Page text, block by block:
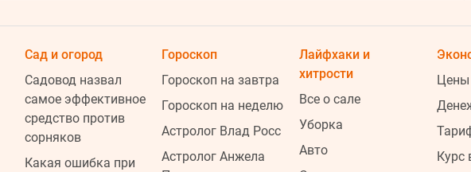
Сад и огород
Садовод назвал
самое эффективное
средство против
сорняков
Какая ошибка при
Гороскоп
Гороскоп на завтра
Гороскоп на неделю
Астролог Влад Росс
Астролог Анжела
Лайфхаки и
хитрости
Все о сале
Уборка
Авто
Цены
Курс